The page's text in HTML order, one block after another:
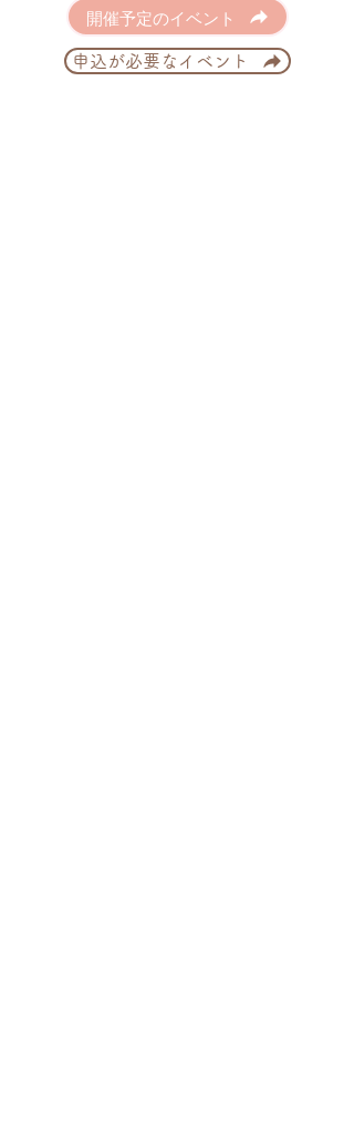
開催予定のイベント
申込が必要なイベント